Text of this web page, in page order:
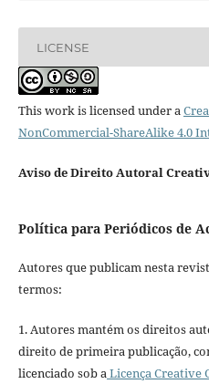
LICENSE
This work is licensed under a
NonCommercial-ShareAlike 4.0
Aviso de Direito Autoral
Política para Periódicos de
Autores que publicam nesta
termos:
1. Autores mantém os direitos
direito de primeira publicação,
licenciado sob aLicença Creative